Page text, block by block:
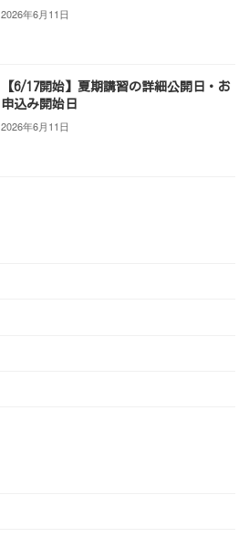
2026年6月11日
【6/17開始】夏期講習の詳細公開日・お
申込み開始日
2026年6月11日